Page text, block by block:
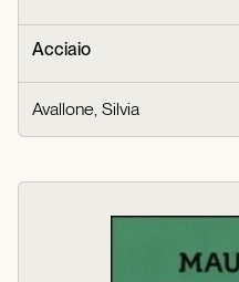
Acciaio
Avallone, Silvia